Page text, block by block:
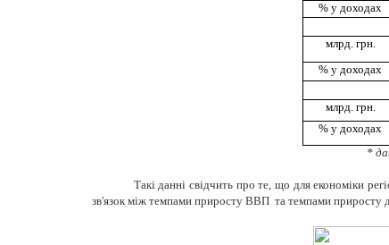
% у доходах
млрд. грн.
% у доходах
млрд. грн.
% у доходах
*
Такі данні свідчить про те, що для економіки
зв'язок між темпами приросту ВВП та темпами приросту